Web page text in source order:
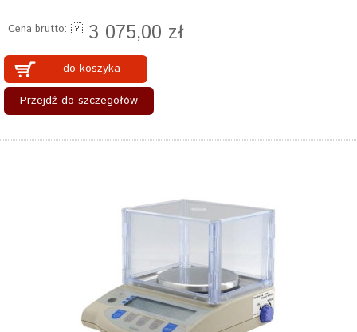
Cena brutto: 3 075,00 zł
do koszyka
Przejdź do szczegółów